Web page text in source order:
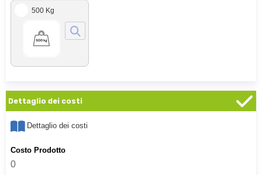
500 Kg
Dettaglio dei costi
Dettaglio dei costi
Costo Prodotto
0